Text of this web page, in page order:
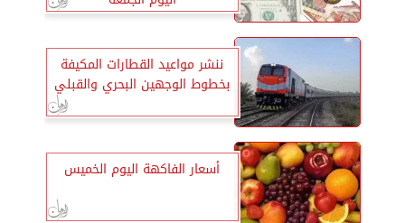
ننشر مواعيد القطارات المكيفة
بخطوط الوجهين البحري والقبلي
أسعار الفاكهة اليوم الخميس